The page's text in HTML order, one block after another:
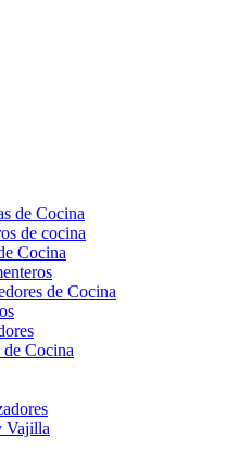
de Cocina
de cocina
Cocina
de Cocina
de Cocina
Vajilla